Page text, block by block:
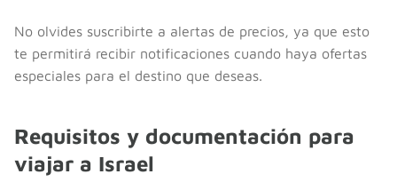
No olvides suscribirte a alertas de precios, ya que esto
te permitirá recibir notificaciones cuando haya ofertas
especiales para el destino que deseas.
Requisitos y documentación para
viajar a Israel